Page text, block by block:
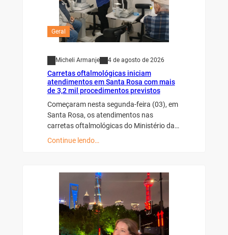
Geral
Micheli Armanje 4 de agosto de 2026
Carretas oftalmológicas iniciam
atendimentos em Santa Rosa com mais
de 3,2 mil procedimentos previstos
Começaram nesta segunda-feira (03), em
Santa Rosa, os atendimentos nas
carretas oftalmológicas do Ministério da…
Continue lendo…